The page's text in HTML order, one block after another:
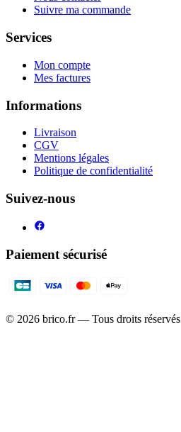
Suivre ma commande
Services
Mon compte
Mes factures
Informations
Livraison
CGV
Mentions légales
Politique de confidentialité
Suivez-nous
Paiement sécurisé
© 2026 brico.fr — Tous droits réservés